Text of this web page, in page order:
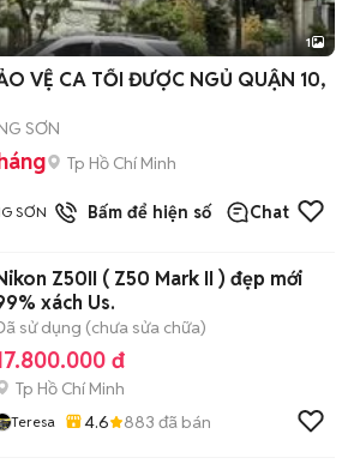
1
VỆ CA TỐI ĐƯỢC NGỦ QUẬN 10,
SƠN
Tp Hồ Chí Minh
SƠN Bấm để hiện số Chat
Z50II ( Z50 Mark II ) đẹp mới
xách Us.
sử dụng (chưa sửa chữa)
đ
Tp Hồ Chí Minh
Teresa 4.6 883 đã bán